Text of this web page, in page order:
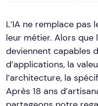
L’IA ne remplace pas
leur métier. Alors que
deviennent capables
d’applications, la
l’architecture, la
Après 18 ans